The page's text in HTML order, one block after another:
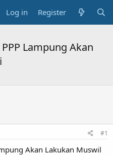
Log in Register
Lampung Akan
#1
Akan Lakukan Muswil